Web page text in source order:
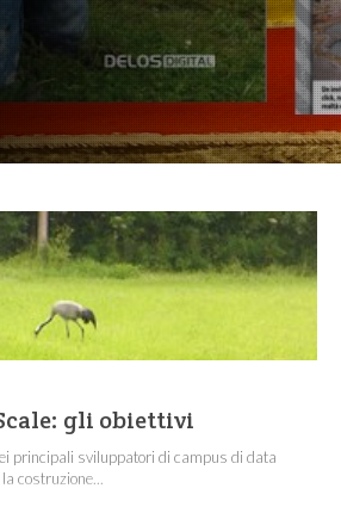
gli obiettivi
principali sviluppatori di campus di data
costruzione...